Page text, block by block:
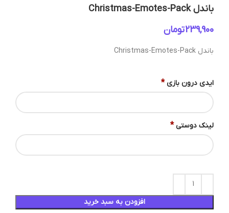
باندل Christmas-Emotes-Pack
تومان
باندل Christmas-Emotes-Pack
ایدی درون بازی *
لینک دوستی *
افزودن به سبد خرید